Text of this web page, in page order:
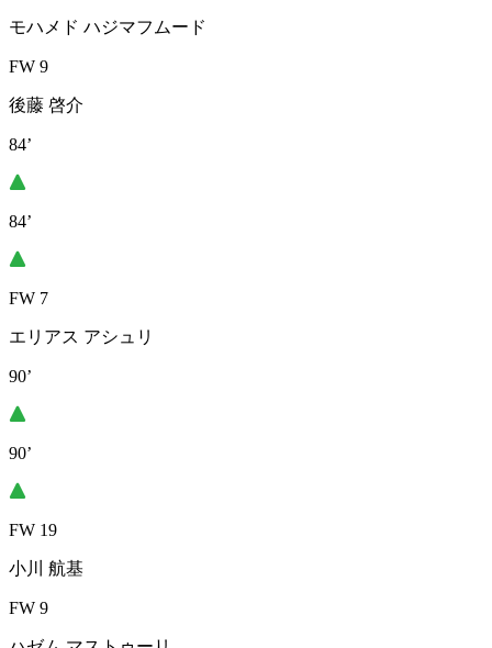
モハメド ハジマフムード
FW 9
後藤 啓介
84’
84’
FW 7
エリアス アシュリ
90’
90’
FW 19
小川 航基
FW 9